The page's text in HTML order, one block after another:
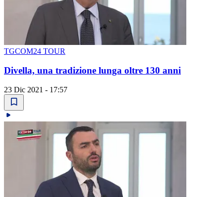
TGCOM24 TOUR
Divella, una tradizione lunga oltre 130 anni
23 Dic 2021 - 17:57